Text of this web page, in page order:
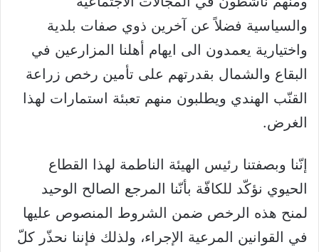
والسياسية فضلاً عن آخرين ذوي صفات بلدية
واختيارية يعمدون الى ايهام أهلنا المزارعين في
البقاع والشمال بقدرتهم على تأمين رخص زراعة
القنّب الهندي ويطلبون منهم تعبئة استمارات لهذا
الغرض.
إنّنا وبصفتنا رئيس الهيئة الناطمة لهذا القطاع
الحيوي نؤكّد للكافّة بأنّنا المرجع الصالح الوحيد
لمنح هذه الرخص ضمن الشروط المنصوص عليها
في القوانين المرعية الإجراء، ولذلك فإننا نحذّر كلّ